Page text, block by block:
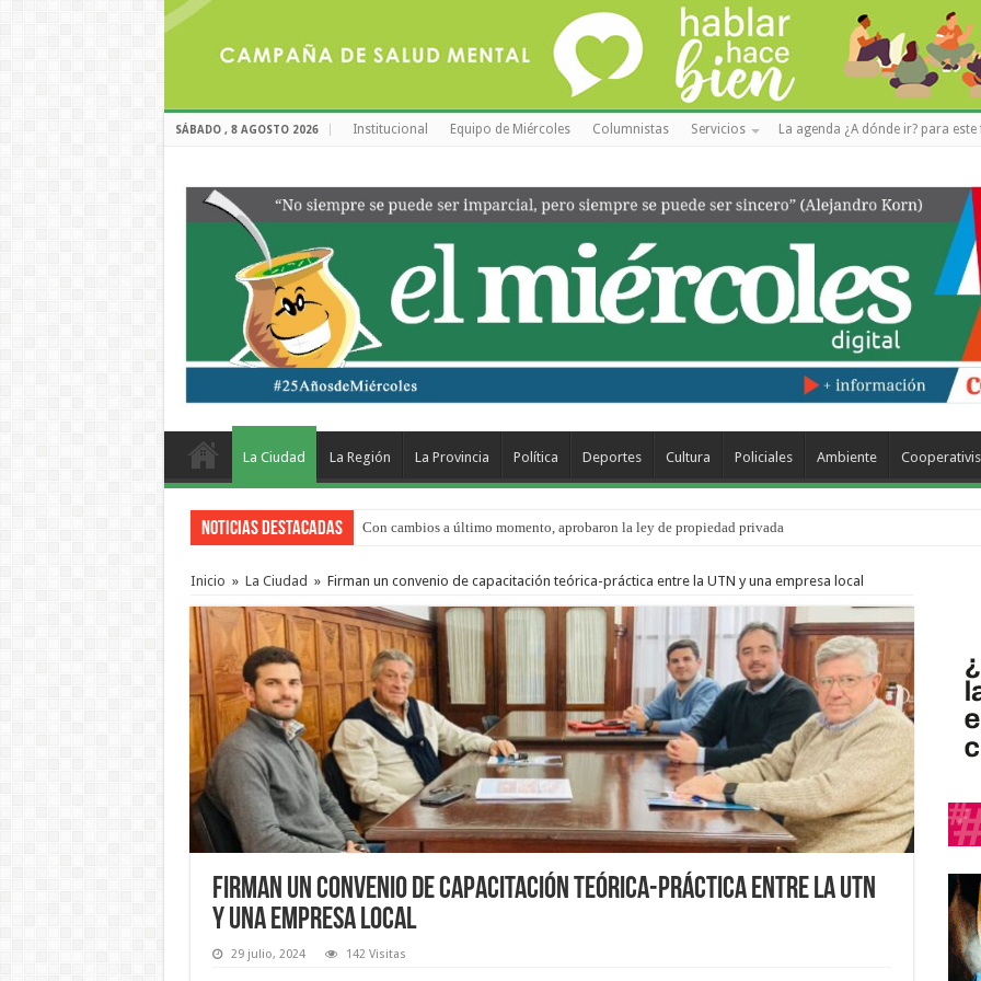
SÁBADO , 8 AGOSTO 2026 Institucional Equipo de Miércoles Columnistas Servicios La agenda ¿A dónde ir? para este
La Ciudad La Región La Provincia Política Deportes Cultura Policiales Ambiente
Noticias Destacadas Con cambios a último momento, aprobaron la ley de propiedad privada
Adopción en Entre Ríos: el 35% de los 90 niños, niñas y adolescentes que esperan una familia tiene
Inicio » La Ciudad » Firman un convenio de capacitación teórica-práctica entre la UTN y una empresa local
Firman un convenio de capacitación teórica-práctica entre la UTN
y una empresa local
29 julio, 2024 142 Visitas